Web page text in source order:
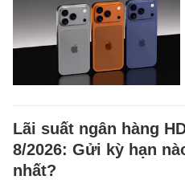
Lãi suất ngân hàng
8/2026: Gửi kỳ hạn
nhất?